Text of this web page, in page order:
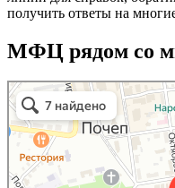
получить ответы на
МФЦ рядом со